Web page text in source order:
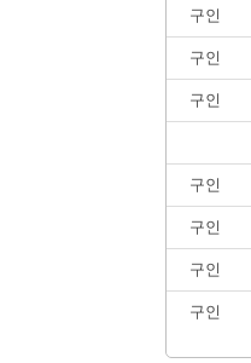
구인
구인
구인
구인
구인
구인
구인